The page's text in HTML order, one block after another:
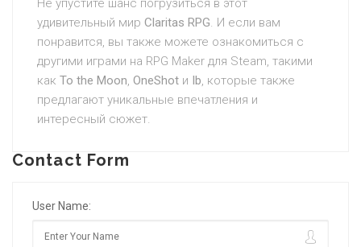
Не упустите шанс погрузиться в этот
удивительный мир Claritas RPG. И если вам
понравится, вы также можете ознакомиться с
другими играми на RPG Maker для Steam, такими
как To the Moon, OneShot и Ib, которые также
предлагают уникальные впечатления и
интересный сюжет.
Contact Form
User Name: